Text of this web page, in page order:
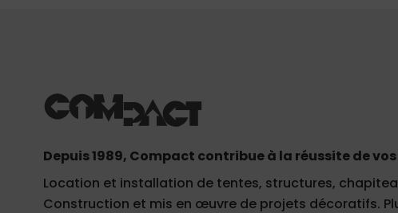
Depuis 1989, Compact contribue à la réussite de
Location et installation de tentes, structures,
Construction et mis en œuvre de projets décoratifs.